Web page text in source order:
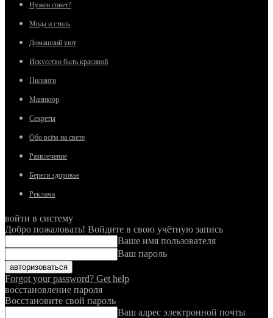
Нужен совет?
Мода и стиль
Домашний уют
Искусство быть красивой
Пилинги
Маникюр
Секреты
Обо всём на свете
Развлечение
Береги здоровье
Реклама
войти в систему
Добро пожаловать! Войдите в свою учётную запись
Ваше имя пользователя
Ваш пароль
Forgot your password? Get help
восстановление пароля
Восстановите свой пароль
Ваш адрес электронной почты